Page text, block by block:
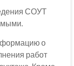
СОУТ
о
работ